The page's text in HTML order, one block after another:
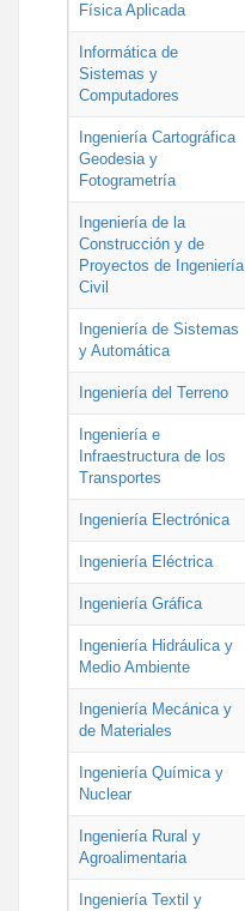
Física Aplicada
Informática de
Sistemas y
Computadores
Ingeniería Cartográfica
Geodesia y
Fotogrametría
Ingeniería de la
Construcción y de
Proyectos de Ingeniería
Civil
Ingeniería de Sistemas
y Automática
Ingeniería del Terreno
Ingeniería e
Infraestructura de los
Transportes
Ingeniería Electrónica
Ingeniería Eléctrica
Ingeniería Gráfica
Ingeniería Hidráulica y
Medio Ambiente
Ingeniería Mecánica y
de Materiales
Ingeniería Química y
Nuclear
Ingeniería Rural y
Agroalimentaria
Ingeniería Textil y